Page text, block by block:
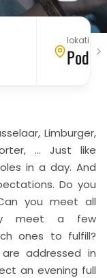
lokatie
Limburger,
... Just like
in a day. And
Do you
you meet all
meet a few
ones to fulfill?
addressed in
an evening full